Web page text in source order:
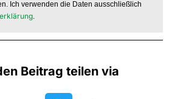
Ich verwenden die Daten ausschließlich
.
Beitrag teilen via